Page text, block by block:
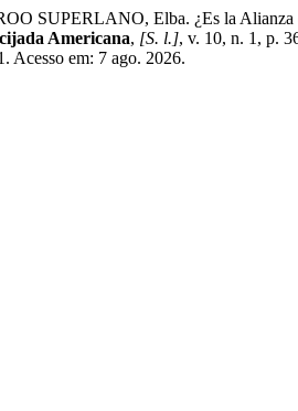
SUPERLANO, Elba. ¿Es la Alianza
Americana, [S. l.], v. 10, n. 1, p.
Acesso em: 7 ago. 2026.